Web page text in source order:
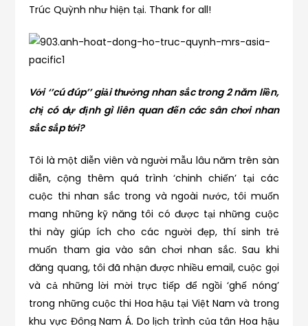
Trúc Quỳnh như hiện tại. Thank for all!
Với ‘’cú đúp’’ giải thưởng nhan sắc trong 2 năm liền,
chị có dự định gì liên quan đến các sân chơi nhan
sắc sắp tới?
Tôi là một diễn viên và người mẫu lâu năm trên sàn
diễn, cộng thêm quá trình ‘chinh chiến’ tại các
cuộc thi nhan sắc trong và ngoài nước, tôi muốn
mang những kỹ năng tôi có được tại những cuộc
thi này giúp ích cho các người đẹp, thí sinh trẻ
muốn tham gia vào sân chơi nhan sắc. Sau khi
đăng quang, tôi đã nhận được nhiều email, cuộc gọi
và cả những lời mời trực tiếp để ngồi ‘ghế nóng’
trong những cuộc thi Hoa hậu tại Việt Nam và trong
khu vực Đông Nam Á. Do lịch trình của tân Hoa hậu